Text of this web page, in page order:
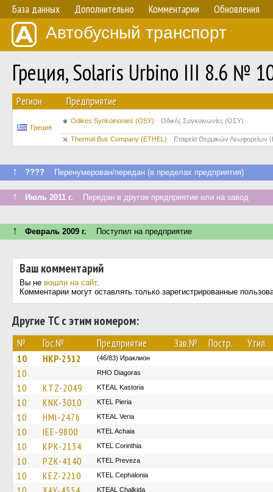
База данных Дополнительно Комментарии Обновления
Автобусный транспорт
Греция, Solaris Urbino III 8.6 №
Регион Предприятие
Греция
Odikes Synkoinonies (OSY) Οδικές Συγκοινωνίες (ΟΣΥ)
Thermal Bus Company (ETHEL) Εταιρεία Θερμικών
↑ ???? Перенумерован/передан (в пределах предприятия)
↑ Июль 2011 г. Передан в другое предприятие или на завод
↑ Февраль 2009 г. Поступил на предприятие
Ваш комментарий
Вы не вошли на сайт.
Комментарии могут оставлять только зарегистрированные
Другие ТС с этим номером:
№ Гос.№ Предприятие Зав.№ Постр. Утил.
10 HKP-2512 (46/83) Ираклион
10 RHO Diagoras
10 KTZ-2049 KTEAL Kastoria
10 KNK-3010 KTEL Pieria
10 HMI-2476 KTEAL Veria
10 IEE-9800 KTEL Achaia
10 KPK-2134 KTEL Corinthia
10 PZK-4140 KTEL Preveza
10 KEZ-2210 KTEL Cephalonia
KTEAL Chalkida